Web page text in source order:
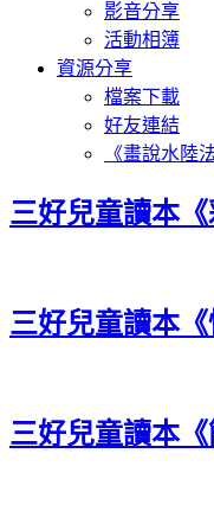
影音分享
活動相簿
資源分享
檔案下載
好友連結
《畫說水陸
三好兒童讀本《
三好兒童讀本《
三好兒童讀本《